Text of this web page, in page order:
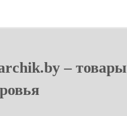
– товары